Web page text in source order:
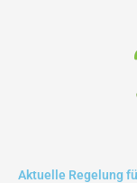
Aktuelle Regelung